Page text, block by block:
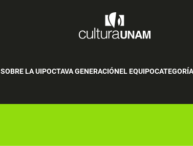
SOBRE LA UIPOCTAVA GENERACIÓNEL EQUIPO